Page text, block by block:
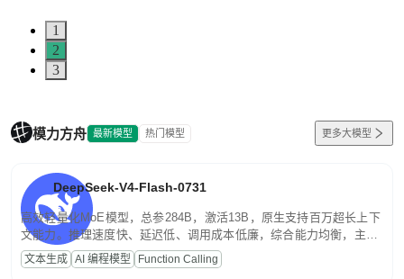
1
2
3
模力方舟 最新模型 热门模型 更多大模型
DeepSeek-V4-Flash-0731
高效轻量化MoE模型，总参284B，激活13B，原生支持百万超长上下
文能力。推理速度快、延迟低、调用成本低廉，综合能力均衡，主打
高并发、轻量化任务，适合日常对话、内容创作、基础 RAG、批量
文案处理等普惠刚需场景。
文本生成 AI 编程模型 Function Calling